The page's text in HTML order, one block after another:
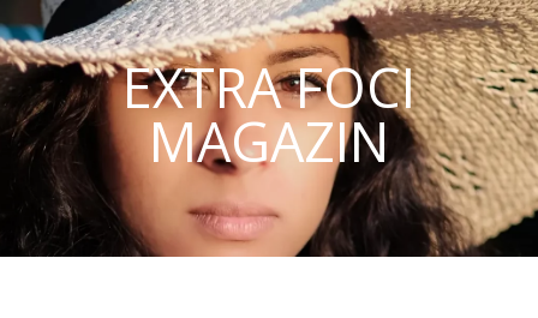
EXTRA FOCI
MAGAZIN